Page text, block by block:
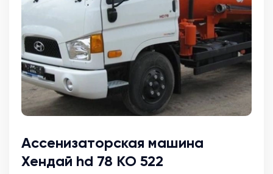
Ассенизаторская машина
Хендай hd 78 КО 522